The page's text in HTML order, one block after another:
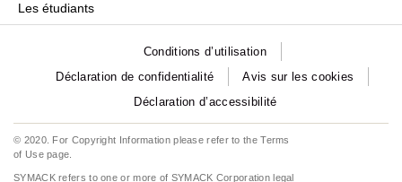
Les étudiants
Conditions d’utilisation
Déclaration de confidentialité
Avis sur les cookies
Déclaration d’accessibilité
© 2020. For Copyright Information please refer to theTerms
of Usepage.
SYMACK refers to one or more of SYMACK Corporation legal